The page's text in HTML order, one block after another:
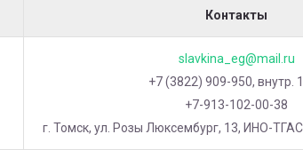
Контакты
slavkina_eg@mail.ru
+7 (3822) 909-950, внутр.
+7-913-102-00-38
г. Томск, ул. Розы Люксембург, 13, ИНО-